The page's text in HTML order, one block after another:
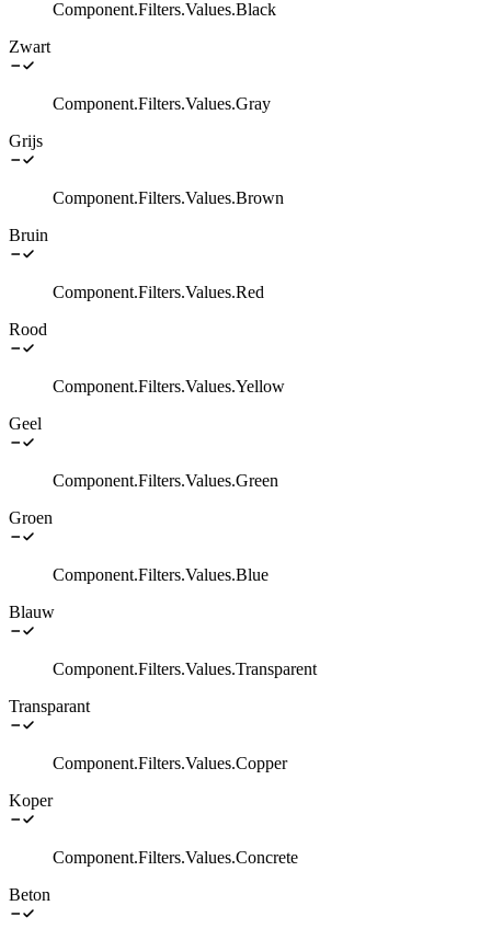
Component.Filters.Values.Black
Zwart
Component.Filters.Values.Gray
Grijs
Component.Filters.Values.Brown
Bruin
Component.Filters.Values.Red
Rood
Component.Filters.Values.Yellow
Geel
Component.Filters.Values.Green
Groen
Component.Filters.Values.Blue
Blauw
Component.Filters.Values.Transparent
Transparant
Component.Filters.Values.Copper
Koper
Component.Filters.Values.Concrete
Beton